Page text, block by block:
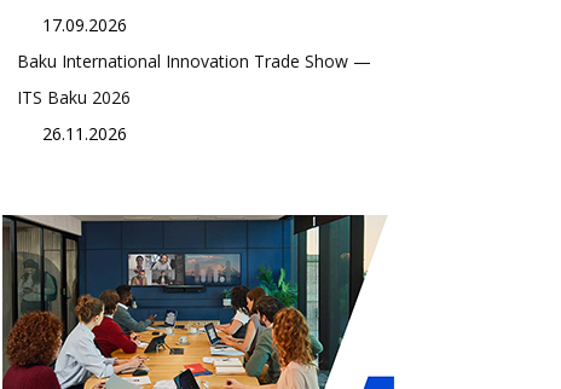
17.09.2026
Baku International Innovation Trade Show —
ITS Baku 2026
26.11.2026